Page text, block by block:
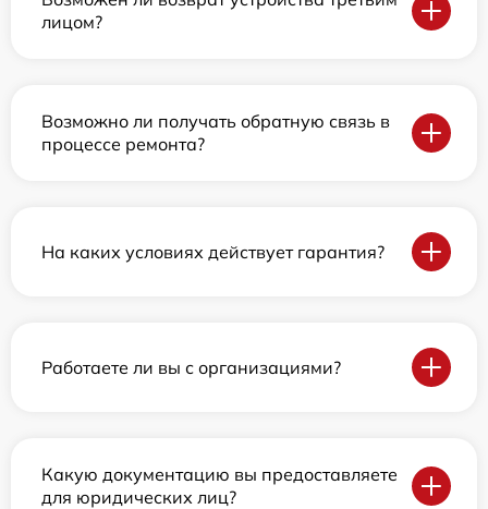
лицом?
Возможно ли получать обратную связь в
процессе ремонта?
На каких условиях действует гарантия?
Работаете ли вы с организациями?
Какую документацию вы предоставляете
для юридических лиц?